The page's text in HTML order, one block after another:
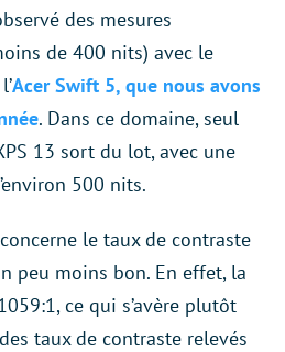
des mesures
de 400 nits) avec le
Acer Swift 5, que nous avons
. Dans ce domaine, seul
13 sort du lot, avec une
500 nits.
le taux de contraste
peu moins bon. En effet, la
ce qui s’avère plutôt
taux de contraste relevés